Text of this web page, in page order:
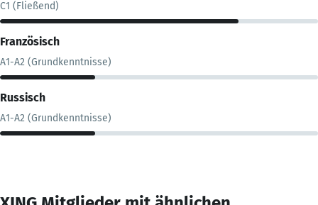
C1 (Fließend)
Französisch
A1-A2 (Grundkenntnisse)
Russisch
A1-A2 (Grundkenntnisse)